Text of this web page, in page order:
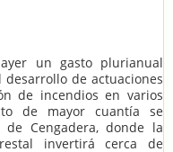
un gasto plurianual
de actuaciones
de incendios en varios
de mayor cuantía se
Cengadera, donde la
invertirá cerca de